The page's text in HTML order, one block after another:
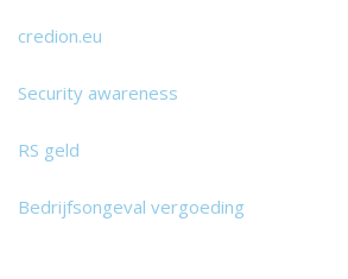
credion.eu
Security awareness
RS geld
Bedrijfsongeval vergoeding